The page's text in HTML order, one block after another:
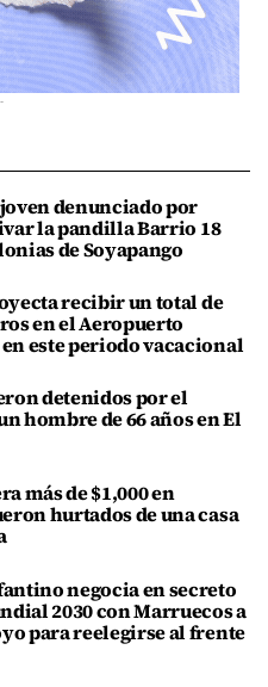
denunciado por
la pandilla Barrio 18
de Soyapango
recibir un total de
en el Aeropuerto
este periodo vacacional
detenidos por el
hombre de 66 años en El
más de $1,000 en
hurtados de una casa
negocia en secreto
2030 con Marruecos a
para reelegirse al frente